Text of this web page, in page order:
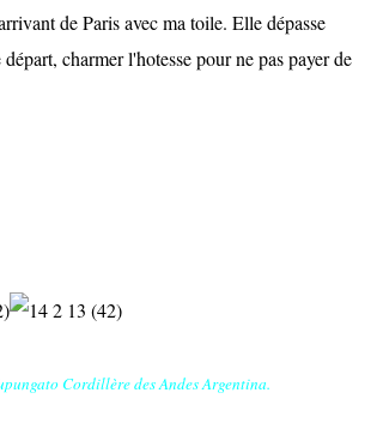
de Paris avec ma toile. Elle dépasse
charmer l'hotesse pour ne pas payer de
Cordillère des Andes Argentina.